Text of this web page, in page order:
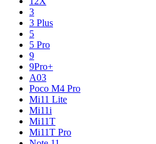
3
3 Plus
5
5 Pro
9
9Pro+
A03
Poco M4 Pro
Mi11 Lite
Mi11i
Mi11T
Mi11T Pro